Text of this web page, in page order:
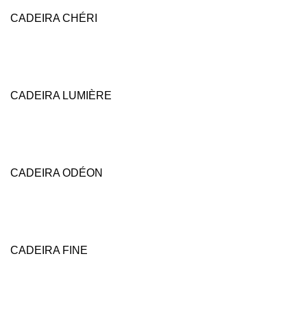
CADEIRA CHÉRI
CADEIRA LUMIÈRE
CADEIRA ODÉON
CADEIRA FINE